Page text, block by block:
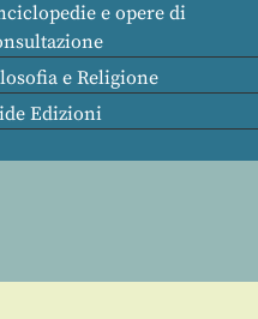
e opere di
e Religione
Edizioni